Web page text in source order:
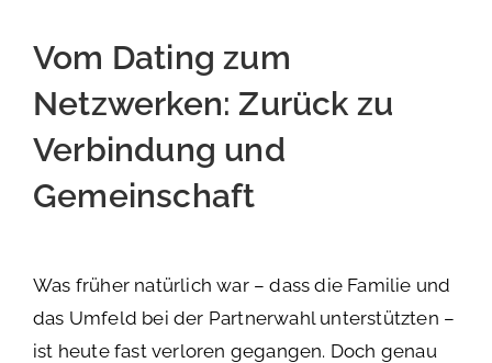
Vom Dating zum
Netzwerken: Zurück zu
Verbindung und
Gemeinschaft
Was früher natürlich war – dass die Familie und
das Umfeld bei der Partnerwahl unterstützten –
ist heute fast verloren gegangen. Doch genau